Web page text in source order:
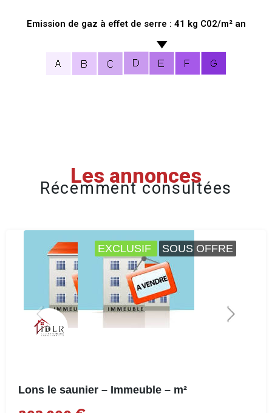
Emission de gaz à effet de serre : 41 kg C02/m² an
Les annonces
Récemment consultées
EXCLUSIF SOUS OFFRE
Lons le saunier – Immeuble – m²